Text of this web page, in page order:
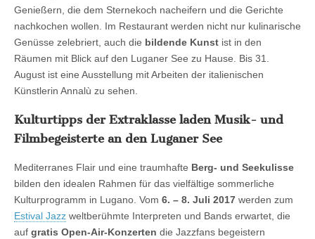
Genießern, die dem Sternekoch nacheifern und die Gerichte
nachkochen wollen. Im Restaurant werden nicht nur kulinarische
Genüsse zelebriert, auch die bildende Kunst ist in den
Räumen mit Blick auf den Luganer See zu Hause. Bis 31.
August ist eine Ausstellung mit Arbeiten der italienischen
Künstlerin Annalù zu sehen.
Kulturtipps der Extraklasse laden Musik- und
Filmbegeisterte an den Luganer See
Mediterranes Flair und eine traumhafte Berg- und Seekulisse
bilden den idealen Rahmen für das vielfältige sommerliche
Kulturprogramm in Lugano. Vom 6. – 8. Juli 2017 werden zum
Estival Jazz weltberühmte Interpreten und Bands erwartet, die
auf gratis Open-Air-Konzerten die Jazzfans begeistern